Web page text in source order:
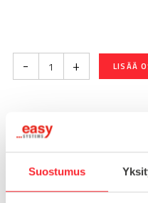
Suostumus
- + LISÄÄ
Toimitusaika 7-10 arkipäivää
Pikatoimitus mahdollinen,
Toimituskulut 25€ kun